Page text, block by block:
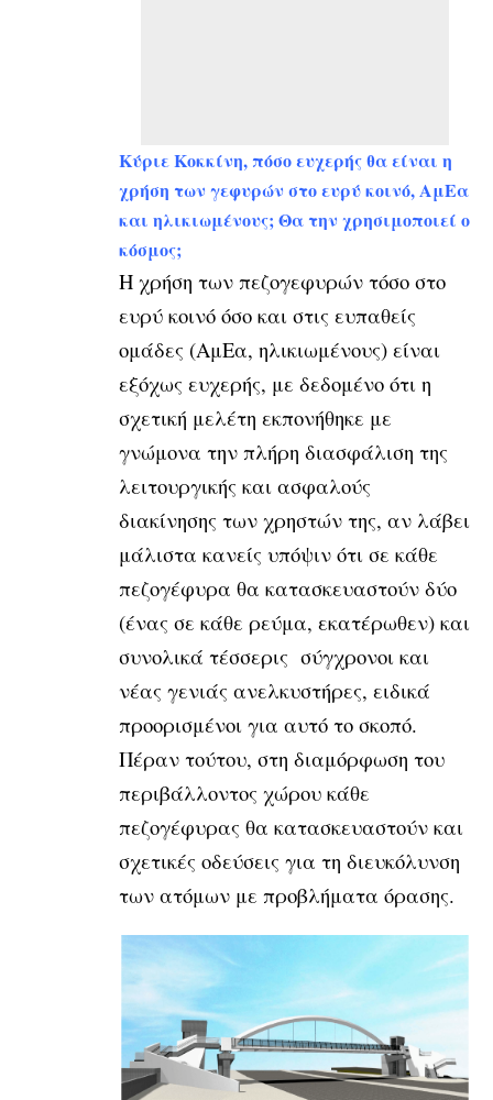
Κύριε Κοκκίνη, πόσο ευχερής θα είναι η
χρήση των γεφυρών στο ευρύ κοινό, ΑμΕα
και ηλικιωμένους; Θα την χρησιμοποιεί ο
κόσμος;
Η χρήση των πεζογεφυρών τόσο στο
ευρύ κοινό όσο και στις ευπαθείς
ομάδες (ΑμΕα, ηλικιωμένους) είναι
εξόχως ευχερής, με δεδομένο ότι η
σχετική μελέτη εκπονήθηκε με
γνώμονα την πλήρη διασφάλιση της
λειτουργικής και ασφαλούς
διακίνησης των χρηστών της, αν λάβει
μάλιστα κανείς υπόψιν ότι σε κάθε
πεζογέφυρα θα κατασκευαστούν δύο
(ένας σε κάθε ρεύμα, εκατέρωθεν) και
συνολικά τέσσερις σύγχρονοι και
νέας γενιάς ανελκυστήρες, ειδικά
προορισμένοι για αυτό το σκοπό.
Πέραν τούτου, στη διαμόρφωση του
περιβάλλοντος χώρου κάθε
πεζογέφυρας θα κατασκευαστούν και
σχετικές οδεύσεις για τη διευκόλυνση
των ατόμων με προβλήματα όρασης.